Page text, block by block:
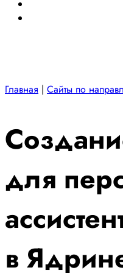
Главная | Сайты по
для
в